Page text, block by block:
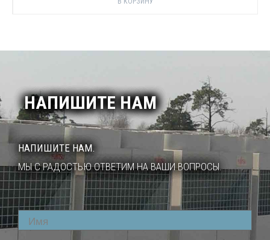
НАПИШИТЕ НАМ
НАПИШИТЕ НАМ.
МЫ С РАДОСТЬЮ ОТВЕТИМ НА ВАШИ ВОПРОСЫ.
Name